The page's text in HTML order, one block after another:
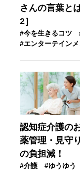
さんの言葉と
2］
#今を生きるコツ
#エンターテインメ
認知症介護の
薬管理・見守
の負担減！
#介護 #ゆうゆう